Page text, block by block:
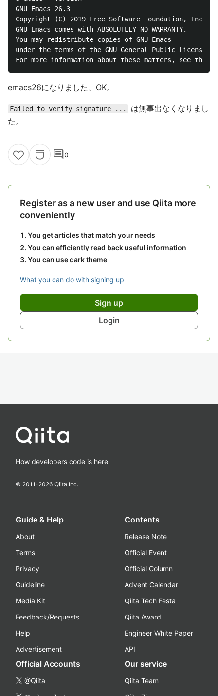
GNU Emacs 26.3
Copyright (C) 2019 Free Software Foundation, Inc.
GNU Emacs comes with ABSOLUTELY NO WARRANTY.
You may redistribute copies of GNU Emacs
under the terms of the GNU General Public License.
emacs26になりました、OK。
Failed to verify signature ...
は無事出なくなりまし
た。
comment0
Register as a new user and use Qiita more
conveniently
You get articles that match your needs
You can efficiently read back useful information
You can use dark theme
What you can do with signing up
Sign up
Login
How developers code is here.
© 2011-2026 Qiita Inc.
Guide & Help
About
Terms
Privacy
Guideline
Media Kit
Feedback/Requests
Help
Advertisement
Contents
Release Note
Official Event
Official Column
Advent Calendar
Qiita Tech Festa
Qiita Award
Engineer White Paper
API
Official Accounts
@Qiita
Our service
Qiita Team